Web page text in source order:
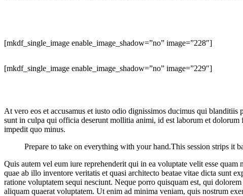
[mkdf_single_image enable_image_shadow=”no” image=”228″]
[mkdf_single_image enable_image_shadow=”no” image=”229″]
At vero eos et accusamus et iusto odio dignissimos ducimus qui
sunt in culpa qui officia deserunt mollitia animi, id est laborum et
impedit quo minus.
Prepare to take on everything with your hand.This session strips it
Quis autem vel eum iure reprehenderit qui in ea voluptate velit esse
quae ab illo inventore veritatis et quasi architecto beatae vitae dicta sunt
ratione voluptatem sequi nesciunt. Neque porro quisquam est, qui
aliquam quaerat voluptatem. Ut enim ad minima veniam, quis nostrum